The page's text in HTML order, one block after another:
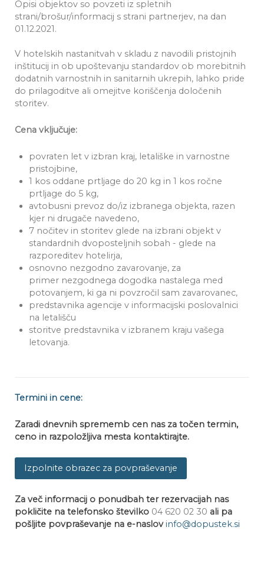
Opisi objektov so povzeti iz spletnih
strani/brošur/informacij s strani partnerjev, na dan
01.12.2021.
V hotelskih nastanitvah v skladu z navodili pristojnih
inštitucij in ob upoštevanju standardov ob morebitnih
dodatnih varnostnih in sanitarnih ukrepih, lahko pride
do prilagoditve ali omejitve koriščenja določenih
storitev.
Cena vključuje:
povraten let v izbran kraj, letališke in varnostne
pristojbine,
1 kos oddane prtljage do 20 kg in 1 kos ročne
prtljage do 5 kg,
avtobusni prevoz do/iz izbranega objekta, razen
kjer ni drugače navedeno,
7 nočitev in storitev glede na izbrani objekt v
standardnih dvoposteljnih sobah - glede na
razporeditev hotelirja,
osnovno nezgodno zavarovanje, za
primer nezgodnega dogodka nastalega med
potovanjem, ki ga ni povzročil sam zavarovanec,
predstavnika agencije v informacijski poslovalnici
na letališču
storitve predstavnika v izbranem kraju vašega
letovanja.
Termini in cene:
Zaradi dnevnih sprememb cen nas za točen termin,
ceno in razpoložljiva mesta kontaktirajte.
Izpolnite obrazec za povpraševanje
Za več informacij o ponudbah ter rezervacijah nas
pokličite na telefonsko številko 04 620 02 30 ali pa
pošljite povpraševanje na e-naslovinfo@dopustek.si